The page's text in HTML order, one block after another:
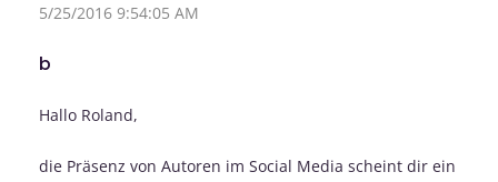
5/25/2016 9:54:05 AM
b
Hallo Roland,
die Präsenz von Autoren im Social Media scheint dir ein